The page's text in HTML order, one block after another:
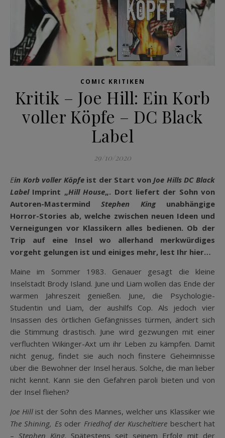
COMIC KRITIKEN
Kritik – Joe Hill: Ein Korb
voller Köpfe – DC Black
Label
29/10/2020
Ein Korb voller Köpfeist der Start von Joe Hills DC Black
LabelImprint „Hill House„. Dort liefert der Sohn von
Autoren-MastermindStephen Kingunabhängige
Horror-Stories ab, welche zwischen neuen Ideen und
Verneigungen vor Klassikern alles bedienen. Ob der
Trip auf eine Insel wo allerhand merkwürdiges
vorgeht gelungen ist und einiges mehr, lest Ihr hier…
Maine im Sommer 1983. Genauer gesagt die kleine
Inselstadt Brody Island. June und Liam wollen das Ende der
warmen Jahreszeit genießen. June, die Psychologie-
Studentin und Liam, der aushilfs Cop. Als jedoch vier
Insassen des örtlichen Gefängnisses türmen, ändert sich
die Stimmung drastisch. June wird gezwungen mit einer
verfluchten Wikinger-Axt um ihr Leben zu kämpfen. Damit
nicht genug, findet sie auch noch finstere Geheimnisse
über die Bewohner der Insel heraus. Solche, die man lieber
nicht kennt. Kann sie den Gefahren paroli bieten und von
der Insel fliehen?
Joe Hillist der Sohn des Mannes, welcher uns Klassiker wie
The Shining, Esoder Friedhof der Kuscheltiere beschert hat
– Stephen King. Spätestens seit seinem Erfolg mit der